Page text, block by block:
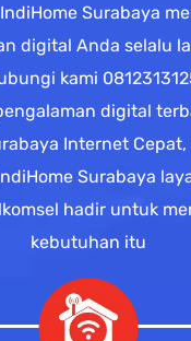
Surabaya
digital Anda selalu
kami
digital
Internet
Surabaya
hadir untuk
kebutuhan itu